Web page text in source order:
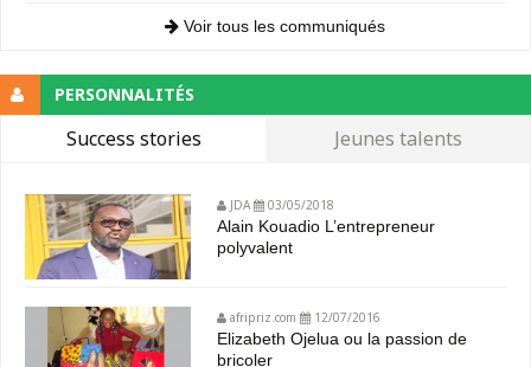
Voir tous les communiqués
PERSONNALITÉS
Success stories Jeunes talents
JDA 03/05/2018
Alain Kouadio L’entrepreneur
polyvalent
afripriz.com 12/07/2016
Elizabeth Ojelua ou la passion de
bricoler